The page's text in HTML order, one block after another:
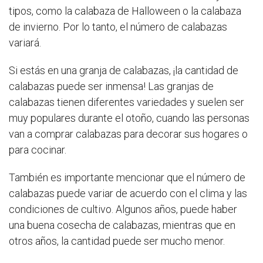
tipos, como la calabaza de Halloween o la calabaza
de invierno. Por lo tanto, el número de calabazas
variará.
Si estás en una granja de calabazas, ¡la cantidad de
calabazas puede ser inmensa! Las granjas de
calabazas tienen diferentes variedades y suelen ser
muy populares durante el otoño, cuando las personas
van a comprar calabazas para decorar sus hogares o
para cocinar.
También es importante mencionar que el número de
calabazas puede variar de acuerdo con el clima y las
condiciones de cultivo. Algunos años, puede haber
una buena cosecha de calabazas, mientras que en
otros años, la cantidad puede ser mucho menor.